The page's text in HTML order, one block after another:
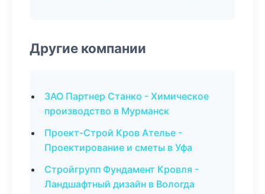
Другие компании
ЗАО Партнер Станко - Химическое
производство в Мурманск
Проект-Строй Кров Ателье -
Проектирование и сметы в Уфа
Стройгрупп Фундамент Кровля -
Ландшафтный дизайн в Вологда